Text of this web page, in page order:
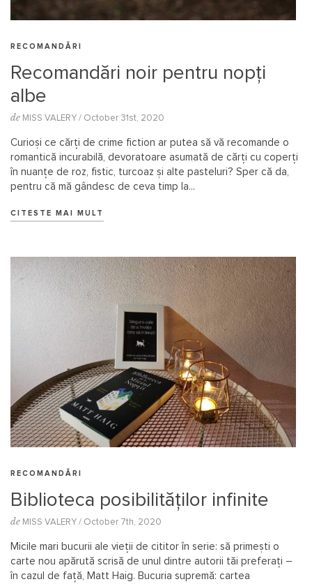
RECOMANDĂRI
Recomandări noir pentru nopți
albe
de MISS VALERY / October 31st, 2020
Curioși ce cărți de crime fiction ar putea să vă recomande o
romantică incurabilă, devoratoare asumată de cărți cu coperți
în nuanțe de roz, fistic, turcoaz și alte pasteluri? Sper că da,
pentru că mă gândesc de ceva timp la...
CITESTE MAI MULT
RECOMANDĂRI
Biblioteca posibilităților infinite
de MISS VALERY / October 7th, 2020
Micile mari bucurii ale vieții de cititor în serie: să primești o
carte nou apărută scrisă de unul dintre autorii tăi preferați –
în cazul de față, Matt Haig. Bucuria supremă: cartea